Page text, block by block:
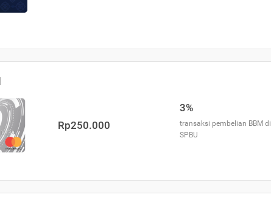
Rp250.000
3%
transaksi pembelian BBM di
SPBU